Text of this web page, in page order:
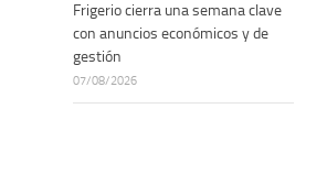
Frigerio cierra una semana clave
con anuncios económicos y de
gestión
07/08/2026